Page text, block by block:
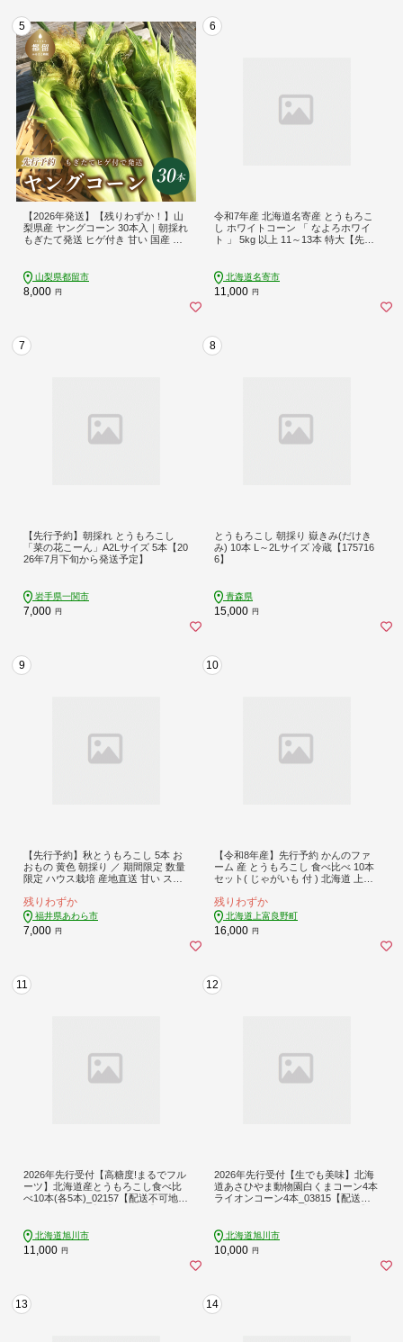
5
【2026年発送】【残りわずか！】山
梨県産 ヤングコーン 30本入｜朝採れ
もぎたて発送 ヒゲ付き 甘い 国産 と
山梨県都留市
8,000 円
6
令和7年産 北海道名寄産 とうもろこ
し ホワイトコーン 「 なよろホワイ
ト 」 5kg 以上 11～13本 特大【先行
空予冷 冷蔵 高糖度 ピュアホワイト
トウモロコシ ギフト お中元 コーン--
-nayoro_loc_33_5k_hp---
北海道名寄市
11,000 円
7
【先行予約】朝採れ とうもろこし
「菜の花こーん」A2Lサイズ 5本【20
26年7月下旬から発送予定】
岩手県一関市
7,000 円
8
とうもろこし 朝採り 嶽きみ(だけき
み) 10本 L～2Lサイズ 冷蔵【175716
6】
青森県
15,000 円
9
【先行予約】秋とうもろこし 5本 お
おもの 黄色 朝採り ／ 期間限定 数量
限定 ハウス栽培 産地直送 甘い スイ
ら ※2026年10月10日より順次発送 [a
w039-a013]
残りわずか
福井県あわら市
7,000 円
10
【令和8年産】先行予約 かんのファ
ーム 産 とうもろこし 食べ比べ 10本
セット( じゃがいも 付 ) 北海道 上富
セット じゃがいも ジャガイモ 先行
受付
残りわずか
北海道上富良野町
16,000 円
11
2026年先行受付【高糖度!まるでフル
ーツ】北海道産とうもろこし食べ比
べ10本(各5本)_02157【配送不可地
北海道旭川市
11,000 円
12
2026年先行受付【生でも美味】北海
道あさひやま動物園白くまコーン4本
ライオンコーン4本_03815【配送不
北海道旭川市
10,000 円
13 14